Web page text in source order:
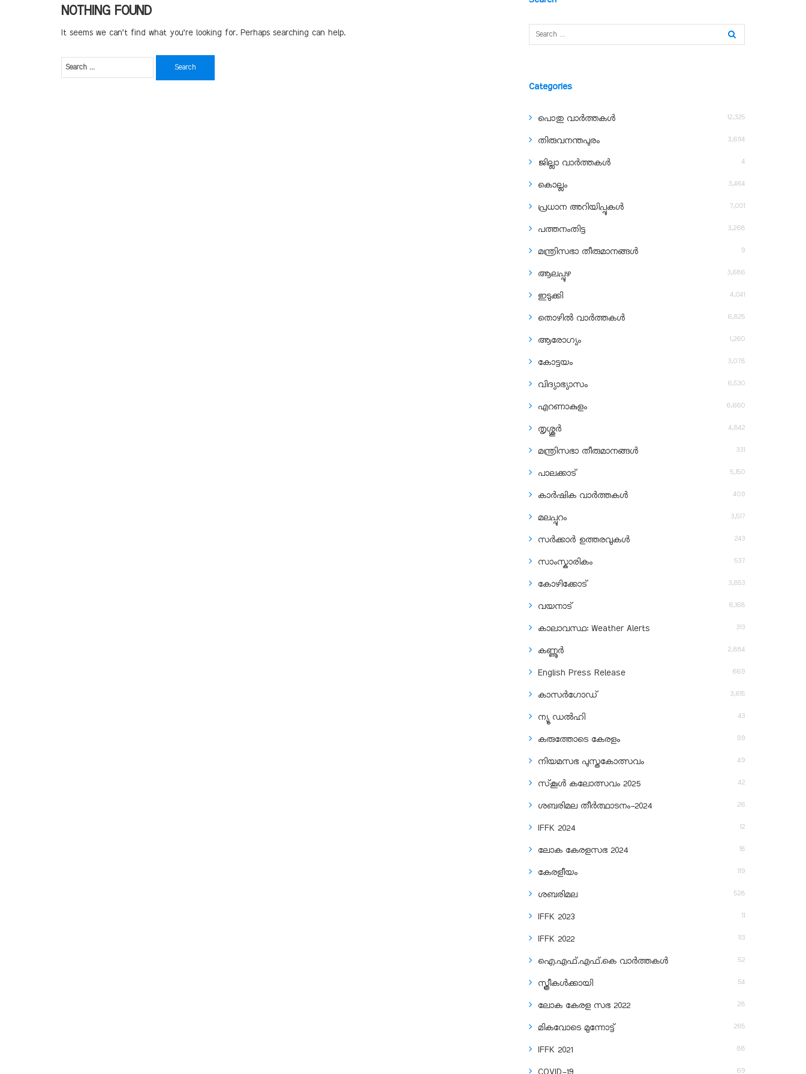
NOTHING FOUND
It seems we can’t find what you’re looking for. Perhaps searching can help.
Categories
പൊതു വാർത്തകൾ 12,325
തിരുവനന്തപുരം 3,694
ജില്ലാ വാർത്തകൾ 4
കൊല്ലം 3,464
പ്രധാന അറിയിപ്പുകൾ 7,001
പത്തനംതിട്ട 3,268
മന്ത്രിസഭാ തീരുമാനങ്ങൾ 9
ആലപ്പുഴ 3,686
ഇടുക്കി 4,041
തൊഴിൽ വാർത്തകൾ 6,825
ആരോഗ്യം 1,260
കോട്ടയം 3,078
വിദ്യാഭ്യാസം 6,530
എറണാകുളം 6,660
തൃശ്ശൂർ 4,842
മന്ത്രിസഭാ തീരുമാനങ്ങൾ 331
പാലക്കാട് 5,150
കാർഷിക വാർത്തകൾ 409
മലപ്പുറം 3,517
സർക്കാർ ഉത്തരവുകൾ 243
സാംസ്കാരികം 537
കോഴിക്കോട് 3,853
വയനാട് 6,168
കാലാവസ്ഥ: Weather Alerts 313
കണ്ണൂർ 2,884
English Press Release 669
കാസർഗോഡ് 3,615
ന്യൂ ഡൽഹി 43
കരുത്തോടെ കേരളം 99
നിയമസഭ പുസ്തകോത്സവം 49
സ്‌കൂൾ കലോത്സവം 2025 42
ശബരിമല തീര്‍ത്ഥാടനം-2024 26
IFFK 2024 12
ലോക കേരളസഭ 2024 18
കേരളീയം 119
ശബരിമല 528
IFFK 2023 11
IFFK 2022 113
ഐ.എഫ്.എഫ്.കെ വാർത്തകൾ 52
സ്ത്രീകൾക്കായി 54
ലോക കേരള സഭ 2022 28
മികവോടെ മുന്നോട്ട് 265
IFFK 2021 88
69